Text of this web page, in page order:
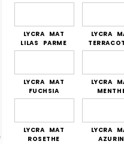
LYCRA MAT
LILAS PARME
LYCRA
LYCRA MAT
FUCHSIA
LYCRA
LYCRA MAT
ROSETHE
LYCRA
AZURIN